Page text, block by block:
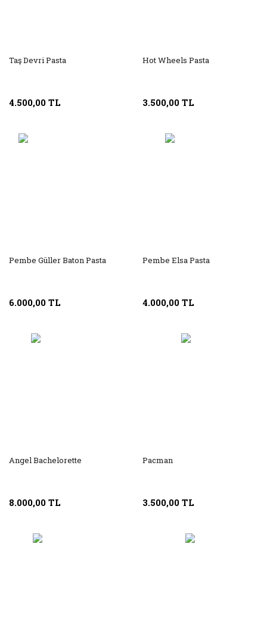
Taş Devri Pasta
4.500,00 TL
Hot Wheels Pasta
3.500,00 TL
Pembe Güller Baton Pasta
6.000,00 TL
Pembe Elsa Pasta
4.000,00 TL
Angel Bachelorette
8.000,00 TL
Pacman
3.500,00 TL